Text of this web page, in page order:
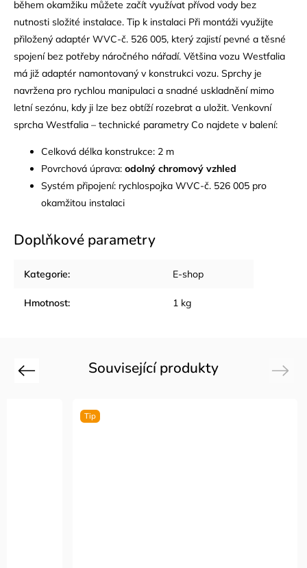
během okamžiku můžete začít využívat přívod vody bez
nutnosti složité instalace. Tip k instalaci Při montáži využijte
přiložený adaptér WVC-č. 526 005, který zajistí pevné a těsné
spojení bez potřeby náročného nářadí. Většina vozu Westfalia
má již adaptér namontovaný v konstrukci vozu. Sprchy je
navržena pro rychlou manipulaci a snadné uskladnění mimo
letní sezónu, kdy ji lze bez obtíží rozebrat a uložit. Venkovní
sprcha Westfalia – technické parametry Co najdete v balení:
Celková délka konstrukce: 2 m
Povrchová úprava: odolný chromový vzhled
Systém připojení: rychlospojka WVC-č. 526 005 pro
okamžitou instalaci
Doplňkové parametry
Kategorie: E-shop
Hmotnost: 1 kg
Související produkty
Previous
Tip
Next